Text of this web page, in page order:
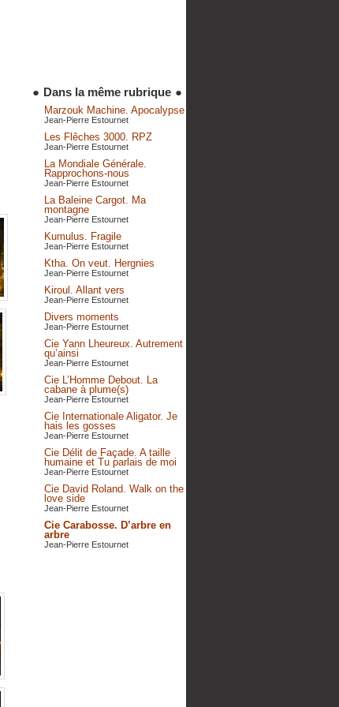
● Dans la même rubrique ●
Marzouk Machine. Apocalypse
Jean-Pierre Estournet
Les Flêches 3000. RPZ
Jean-Pierre Estournet
La Mondiale Générale.
Rapprochons-nous
Jean-Pierre Estournet
La Baleine Cargot. Ma
montagne
Jean-Pierre Estournet
Kumulus. Fragile
Jean-Pierre Estournet
Ktha. On veut. Hergnies
Jean-Pierre Estournet
Kiroul. Allant vers
Jean-Pierre Estournet
Divers moments
Jean-Pierre Estournet
Cie Yann Lheureux. Autrement
qu’ainsi
Jean-Pierre Estournet
Cie L’Homme Debout. La
cabane à plume(s)
Jean-Pierre Estournet
Cie Internationale Aligator. Je
hais les gosses
Jean-Pierre Estournet
Cie Délit de Façade. A taille
humaine et Tu parlais de moi
Jean-Pierre Estournet
Cie David Roland. Walk on the
love side
Jean-Pierre Estournet
Cie Carabosse. D’arbre en
arbre
Jean-Pierre Estournet